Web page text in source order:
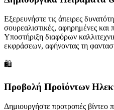
Εξερευνήστε τις άπειρες
σουρεαλιστικές, αφηρημένες και
Υποστήριξη διαφόρων
εκφράσεων, αφήνοντας τη
🛍️
Προβολή Προϊόντων
Δημιουργήστε προτροπές βίντεο